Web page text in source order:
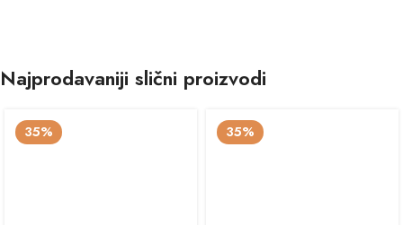
Najprodavaniji slični proizvodi
35% 35%